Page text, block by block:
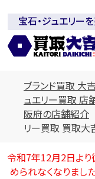
全国2200店舗以上
吉」
宝石・ジュエリー
ブランド買取 大吉
ュエリー買取 店
阪府の店舗紹介
リー買取 買取大
令和7年12月2日よ
められなくなりまし